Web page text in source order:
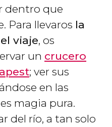
dentro que
Para llevaros la
viaje, os
un crucero
; ver sus
en las
magia pura.
del río, a tan solo